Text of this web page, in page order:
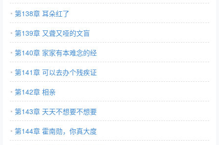
第138章 耳朵红了
第139章 又聋又哑的文盲
第140章 家家有本难念的经
第141章 可以去办个残疾证
第142章 相亲
第143章 天天不想要不想要
第144章 霍南勋，你真大度